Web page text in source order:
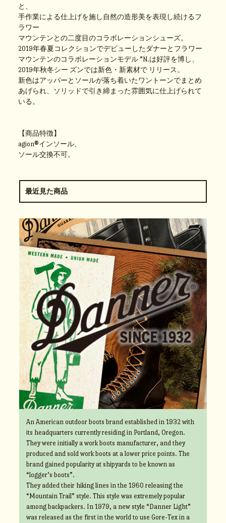
と、
手作業による仕上げを施し自然の造形美を表現し続けるフ
ラワー
マウンテンとの二度目のコラボレーションシューズ。
2019年春夏コレクションでデビューしたダナーとフラワー
マウンテンのコラボレーションモデル ”N.は好評を博し、
2019年秋冬シー ズンでは新色・新素材で リリース。
新色はアッパーとソールが落ち着いたワントーンでまとめ
あげられ、ソリッドで引き締まった雰囲気に仕上げられて
いる。
【商品特徴】
agion®インソール、
ソール交換不可。
最近見た商品
An American outdoor boots brand established in 1932 with
its headquarters currently residing in Portland, Oregon.
They were initially a work boots manufacturer, and they
produced and sold work boots at a lower price points. The
brand gained popularity at shipyards to be known as
“logger’s boots”.
They added their hiking lines in the 1960 releasing the
“Mountain Trail” style. This style was extremely popular
among backpackers. In 1979, a new style “Danner Light”
was released as the first in the world to use Gore-Tex in a